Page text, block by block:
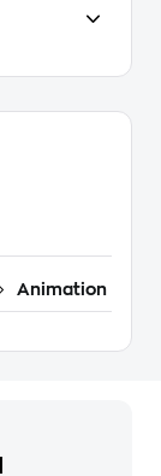
Animation